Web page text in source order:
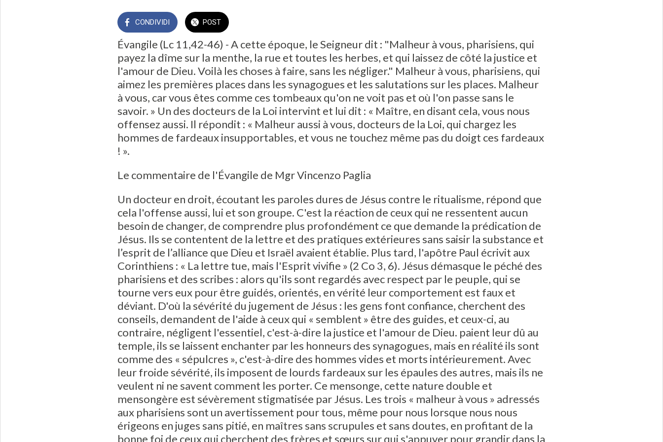
CONDIVIDI POST
Évangile (Lc 11,42-46) - A cette époque, le Seigneur dit : "Malheur à vous, pharisiens, qui
payez la dîme sur la menthe, la rue et toutes les herbes, et qui laissez de côté la justice et
l'amour de Dieu. Voilà les choses à faire, sans les négliger." Malheur à vous, pharisiens, qui
aimez les premières places dans les synagogues et les salutations sur les places. Malheur
à vous, car vous êtes comme ces tombeaux qu'on ne voit pas et où l'on passe sans le
savoir. » Un des docteurs de la Loi intervint et lui dit : « Maître, en disant cela, vous nous
offensez aussi. Il répondit : « Malheur aussi à vous, docteurs de la Loi, qui chargez les
hommes de fardeaux insupportables, et vous ne touchez même pas du doigt ces fardeaux
! ».
Le commentaire de l'Évangile de Mgr Vincenzo Paglia
Un docteur en droit, écoutant les paroles dures de Jésus contre le ritualisme, répond que
cela l'offense aussi, lui et son groupe. C'est la réaction de ceux qui ne ressentent aucun
besoin de changer, de comprendre plus profondément ce que demande la prédication de
Jésus. Ils se contentent de la lettre et des pratiques extérieures sans saisir la substance et
l’esprit de l’alliance que Dieu et Israël avaient établie. Plus tard, l'apôtre Paul écrivit aux
Corinthiens : « La lettre tue, mais l'Esprit vivifie » (2 Co 3, 6). Jésus démasque le péché des
pharisiens et des scribes : alors qu'ils sont regardés avec respect par le peuple, qui se
tourne vers eux pour être guidés, orientés, en vérité leur comportement est faux et
déviant. D'où la sévérité du jugement de Jésus : les gens font confiance, cherchent des
conseils, demandent de l'aide à ceux qui « semblent » être des guides, et ceux-ci, au
contraire, négligent l'essentiel, c'est-à-dire la justice et l'amour de Dieu. paient leur dû au
temple, ils se laissent enchanter par les honneurs des synagogues, mais en réalité ils sont
comme des « sépulcres », c'est-à-dire des hommes vides et morts intérieurement. Avec
leur froide sévérité, ils imposent de lourds fardeaux sur les épaules des autres, mais ils ne
veulent ni ne savent comment les porter. Ce mensonge, cette nature double et
mensongère est sévèrement stigmatisée par Jésus. Les trois « malheur à vous » adressés
aux pharisiens sont un avertissement pour tous, même pour nous lorsque nous nous
érigeons en juges sans pitié, en maîtres sans scrupules et sans doutes, en profitant de la
bonne foi de ceux qui cherchent des frères et sœurs sur qui s'appuyer pour grandir dans la